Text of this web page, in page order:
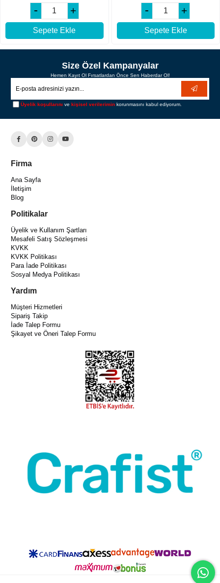
Sepete Ekle Sepete Ekle
Size Özel Kampanyalar
Hemen Kayıt Ol Fırsatlardan Önce Sen Haberdar Ol!
Üyelik koşullarını vekişisel verilerimin korunmasını kabul ediyorum.
Firma
Ana Sayfa
İletişim
Blog
Politikalar
Üyelik ve Kullanım Şartları
Mesafeli Satış Sözleşmesi
KVKK
KVKK Politikası
Para İade Politikası
Sosyal Medya Politikası
Yardım
Müşteri Hizmetleri
Sipariş Takip
İade Talep Formu
Şikayet ve Öneri Talep Formu